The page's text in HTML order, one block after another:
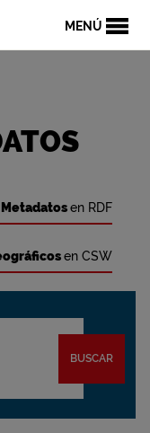
MENÚ
Metadatosen RDF
en CSW
BUSCAR